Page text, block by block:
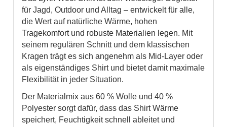
für Jagd, Outdoor und Alltag – entwickelt für alle,
die Wert auf natürliche Wärme, hohen
Tragekomfort und robuste Materialien legen. Mit
seinem regulären Schnitt und dem klassischen
Kragen trägt es sich angenehm als Mid-Layer oder
als eigenständiges Shirt und bietet damit maximale
Flexibilität in jeder Situation.
Der Materialmix aus 60 % Wolle und 40 %
Polyester sorgt dafür, dass das Shirt Wärme
speichert, Feuchtigkeit schnell ableitet und